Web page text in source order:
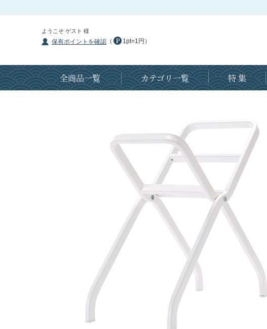
ようこそ ゲスト 様
保有ポイントを確認 （ 1pt=1円）
全商品一覧 カテゴリ一覧 特 集